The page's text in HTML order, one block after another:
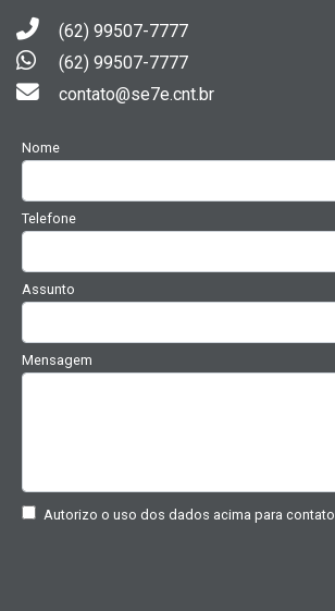
(62) 99507-7777
(62) 99507-7777
contato@se7e.cnt.br
Nome
Telefone
Assunto
Mensagem
Autorizo o uso dos dados acima para contato.